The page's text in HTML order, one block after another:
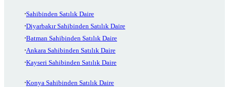
Sahibinden Satılık Daire
Diyarbakır Sahibinden Satılık Daire
Batman Sahibinden Satılık Daire
Ankara Sahibinden Satılık Daire
Kayseri Sahibinden Satılık Daire
Konya Sahibinden Satılık Daire